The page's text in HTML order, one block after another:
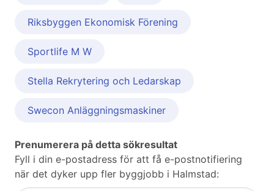
Riksbyggen Ekonomisk Förening
Sportlife M W
Stella Rekrytering och Ledarskap
Swecon Anläggningsmaskiner
Prenumerera på detta sökresultat
Fyll i din e-postadress för att få e-postnotifiering
när det dyker upp fler byggjobb i Halmstad: